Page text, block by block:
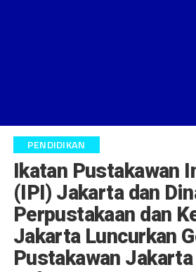
PENDIDIKAN
Ikatan Pustakawan
(IPI) Jakarta dan
Perpustakaan dan
Jakarta Luncurkan
Pustakawan